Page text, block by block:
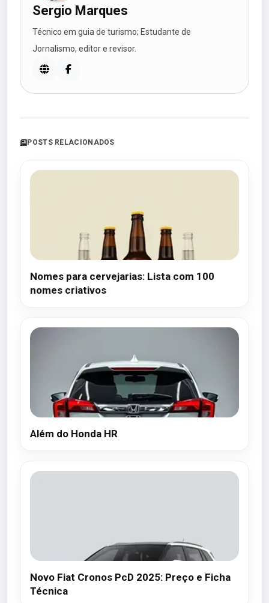
Sergio Marques
Técnico em guia de turismo; Estudante de
Jornalismo, editor e revisor.
POSTS RELACIONADOS
Nomes para cervejarias: Lista com 100
nomes criativos
Além do Honda HR
Novo Fiat Cronos PcD 2025: Preço e Ficha
Técnica